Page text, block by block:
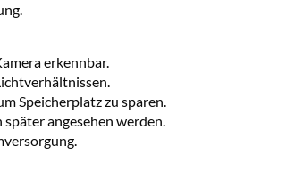
erkennbar.
Speicherplatz zu sparen.
angesehen werden.